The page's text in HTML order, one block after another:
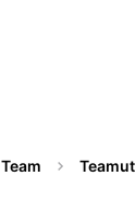
Team